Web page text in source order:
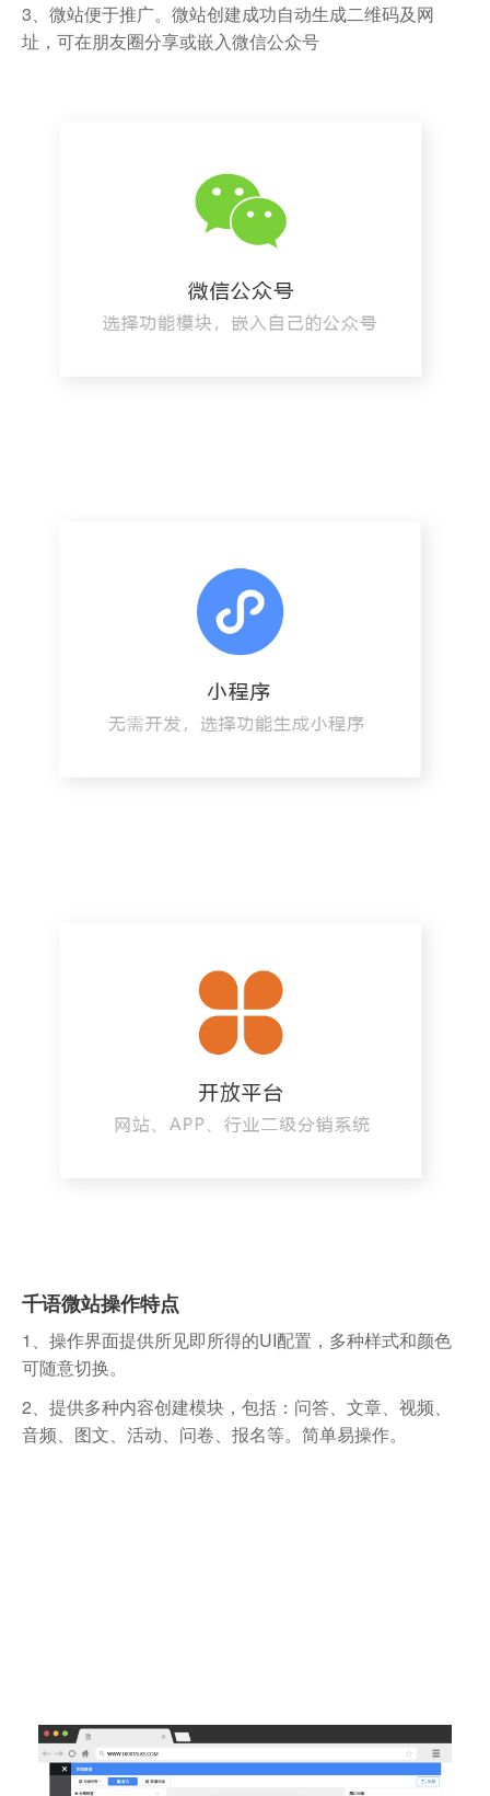
3、微站便于推广。微站创建成功自动生成二维码及网
址，可在朋友圈分享或嵌入微信公众号
千语微站操作特点
1、操作界面提供所见即所得的UI配置，多种样式和颜色
可随意切换。
2、提供多种内容创建模块，包括：问答、文章、视频、
音频、图文、活动、问卷、报名等。简单易操作。